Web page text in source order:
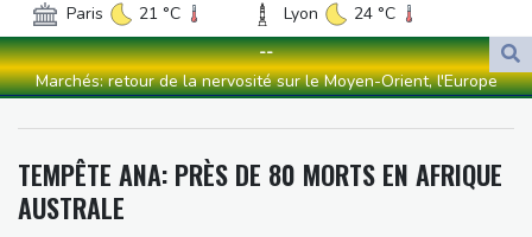
Paris 21 °C Lyon
24 °C
Lille
16 °C Monaco
29 °C
Bordeaux
23 °C Luxembourg
16 °C
Burkina Faso
32 °C Guinea
23 °C
Mali
--
Marchés: retour de la nervosité sur le Moyen-Orient, l'Europe
inquiètent
L'explosion d'une bombe dans un bus fait deux morts près de
TEMPÊTE ANA: PRÈS DE 80 MORTS EN AFRIQUE
AUSTRALE